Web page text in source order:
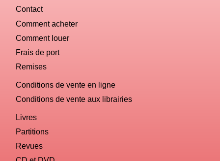
Contact
Comment acheter
Comment louer
Frais de port
Remises
Conditions de vente en ligne
Conditions de vente aux librairies
Livres
Partitions
Revues